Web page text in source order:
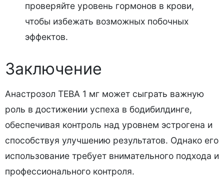
проверяйте уровень гормонов в крови,
чтобы избежать возможных побочных
эффектов.
Заключение
Анастрозол ТЕВА 1 мг может сыграть важную
роль в достижении успеха в бодибилдинге,
обеспечивая контроль над уровнем эстрогена и
способствуя улучшению результатов. Однако его
использование требует внимательного подхода и
профессионального контроля.